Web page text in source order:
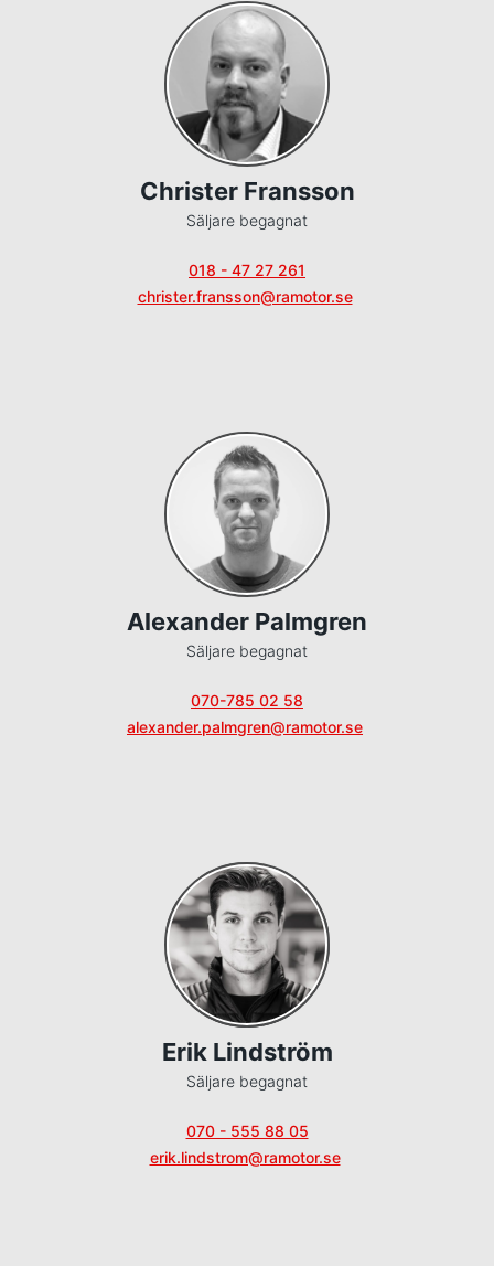
Christer Fransson
Säljare begagnat
018 - 47 27 261
christer.fransson@ramotor.se
Alexander Palmgren
Säljare begagnat
070-785 02 58
alexander.palmgren@ramotor.se
Erik Lindström
Säljare begagnat
070 - 555 88 05
erik.lindstrom@ramotor.se